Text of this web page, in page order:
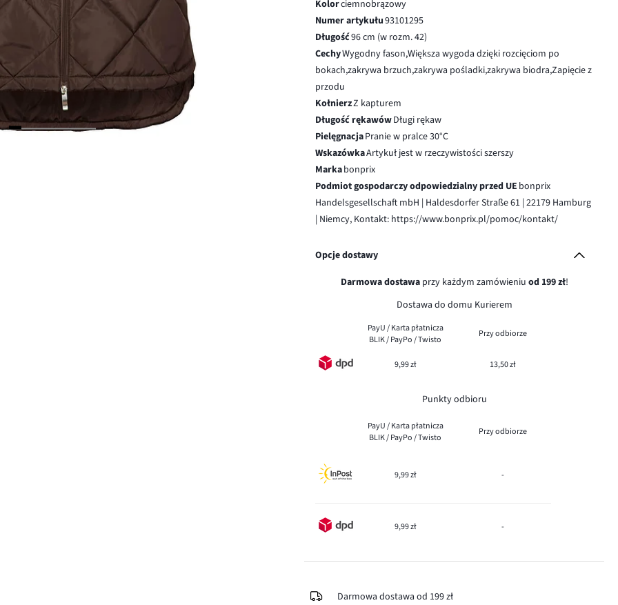
Kolorciemnobrązowy
Numer artykułu93101295
Długość96 cm (w rozm. 42)
CechyWygodny fason,Większa wygoda dzięki rozcięciom po
bokach,zakrywa brzuch,zakrywa pośladki,zakrywa biodra,Zapięcie z
przodu
KołnierzZ kapturem
Długość rękawówDługi rękaw
PielęgnacjaPranie w pralce 30°C
WskazówkaArtykuł jest w rzeczywistości szerszy
Markabonprix
Podmiot gospodarczy odpowiedzialny przed UE bonprix
Handelsgesellschaft mbH | Haldesdorfer Straße 61 | 22179 Hamburg
| Niemcy, Kontakt: https://www.bonprix.pl/pomoc/kontakt/
Opcje dostawy
Darmowa dostawaprzy każdym zamówieniu od 199 zł!
Dostawa do domu Kurierem
PayU / Karta płatnicza
BLIK / PayPo / Twisto
Przy odbiorze
9,99 zł 13,50 zł
Punkty odbioru
PayU / Karta płatnicza
BLIK / PayPo / Twisto
Przy odbiorze
9,99 zł -
9,99 zł -
Darmowa dostawa od 199 zł